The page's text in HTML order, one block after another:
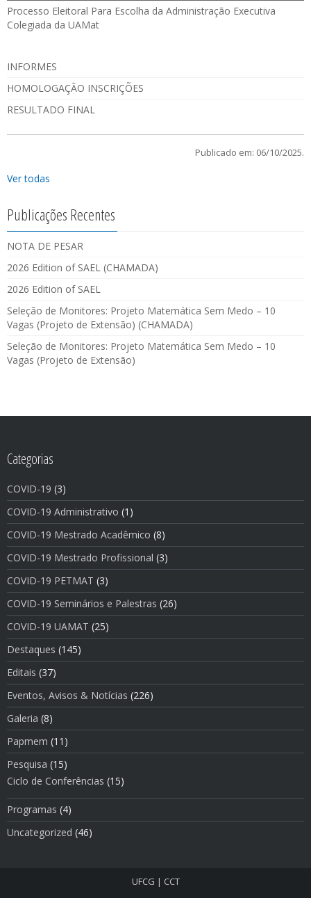
Processo Eleitoral Para Escolha da Administração Executiva
Colegiada da UAMat
INFORMES
HOMOLOGAÇÃO INSCRIÇÕES
RESULTADO FINAL
Publicado em: 06/10/2025.
Ver todas
Publicações Recentes
NOTA DE PESAR
2026 Edition of SAEL (CHAMADA)
2026 Edition of SAEL
Seleção de Monitores: Projeto Matemática Sem Medo – 10
Vagas (Projeto de Extensão) (CHAMADA)
Seleção de Monitores: Projeto Matemática Sem Medo – 10
Vagas (Projeto de Extensão)
Categorias
COVID-19 (3)
COVID-19 Administrativo (1)
COVID-19 Mestrado Acadêmico (8)
COVID-19 Mestrado Profissional (3)
COVID-19 PETMAT (3)
COVID-19 Seminários e Palestras (26)
COVID-19 UAMAT (25)
Destaques (145)
Editais (37)
Eventos, Avisos & Notí­cias (226)
Galeria (8)
Papmem (11)
Pesquisa (15)
Ciclo de Conferências (15)
Programas (4)
Uncategorized (46)
UFCG | CCT